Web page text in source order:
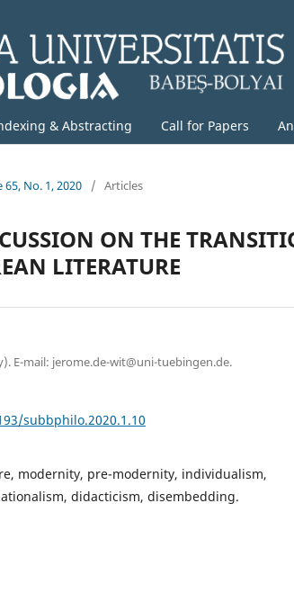
& Abstracting Call for Papers
65, No. 1, 2020 / Articles
ON THE
LITERATURE
E-mail: jerome.de-wit@uni-tuebingen.de.
subbphilo.2020.1.10
modernity, pre-modernity, individualism,
didacticism, disembedding.